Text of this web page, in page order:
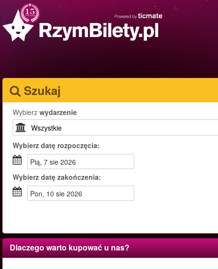
Szukaj
Wybierz wydarzenie
Wybierz datę rozpoczęcia:
pią, 7 sie 2026
Wybierz datę zakończenia:
pon, 10 sie 2026
Dlaczego warto kupować u nas?